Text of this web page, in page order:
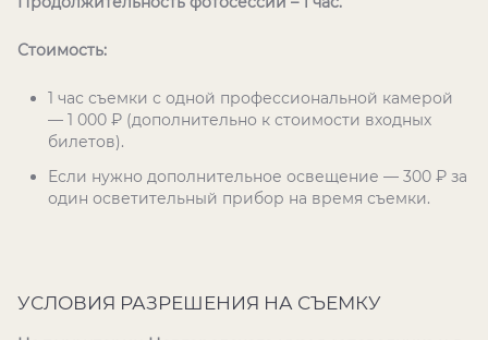
Стоимость:
1 час съемки с одной профессиональной камерой
— 1 000 ₽ (дополнительно к стоимости входных
билетов).
Если нужно дополнительное освещение — 300 ₽ за
один осветительный прибор на время съемки.
УСЛОВИЯ РАЗРЕШЕНИЯ НА СЪЕМКУ